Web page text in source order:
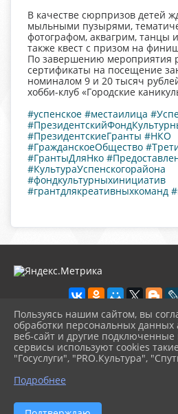
В качестве сюрпризов детей
мыльными пузырями,
фотографом, аквагрим, танцы
также квест с призом на
По завершению мероприятия
сертификаты на посещение
номиналом 9 и 20 тысяч
хобби-клуб «Городские
#успенское #местаилица
#ПрезидентскиеГранты #НКО
#ГражданскоеОбщество
#ГрантыДляНко
#КультураУспенскогорайона
#фондкультурныхинициатив
#грантдлякреативныхкоманд
2026 г. detbibl.okusp.ru
Вход
Карта сайта
Политика обработки
Сделано на KubCMS
Пользуясь нашим сайтом, вы
обработки персональных
веб-сайт и другие подключенные
сервисы используют cookies
"Госуслуги", "PRO.Культура",
Подробнее